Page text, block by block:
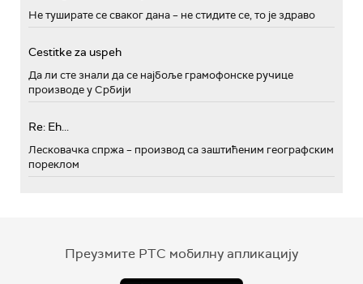
Не туширате се сваког дана – не стидите се, то је здраво
Cestitke za uspeh
Да ли сте знали да се најбоље грамофонске ручице
производе у Србији
Re: Eh...
Лесковачка спржа – производ са заштићеним географским
пореклом
Преузмите РТС мобилну апликацију